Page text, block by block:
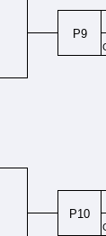
P9
P10